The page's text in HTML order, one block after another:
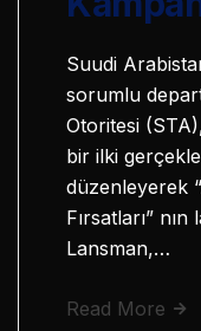
Suudi
sorumlu
Otoritesi
bir ilki
düzenleyerek
Fırsatları”
Lansman,…
Read More